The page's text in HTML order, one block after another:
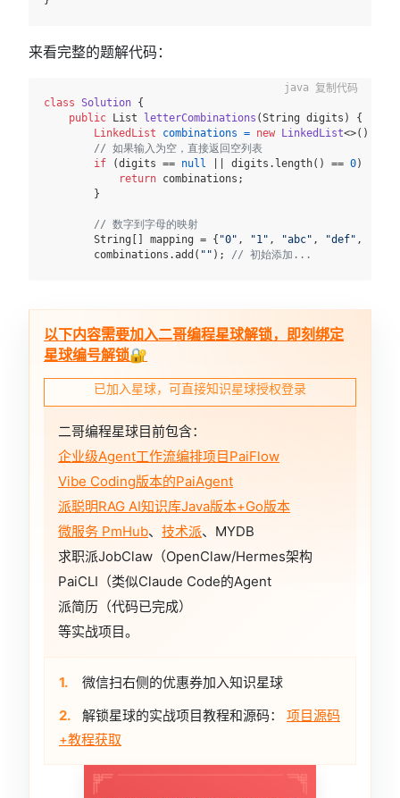
来看完整的题解代码：
class Solution {
public List letterCombinations (String digits)
{
LinkedList
combinations = new LinkedList<>();
// 如果输入为空，直接返回空列表
if (digits == null || digits.length() == 0) {
return combinations;
        }
// 数字到字母的映射
        String[] mapping = {
"0" , "1" , "abc" , "def" ,
        combinations.add(
"" ); // 初始添加...
复制代码
以下内容需要加入二哥编程星球解锁，即刻绑定
星球编号解锁🔐
已加入星球，可直接知识星球授权登录
二哥编程星球目前包含：
企业级Agent工作流编排项目PaiFlow
Vibe Coding版本的PaiAgent
派聪明RAG AI知识库Java版本+Go版本
微服务 PmHub、 技术派、MYDB
求职派JobClaw（OpenClaw/Hermes架构
PaiCLI（类似Claude Code的Agent
派简历（代码已完成）
等实战项目。
1.
微信扫右侧的优惠券加入知识星球
2.
解锁星球的实战项目教程和源码： 项目源码
+教程获取